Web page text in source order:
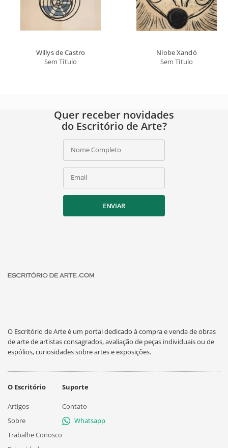
Willys de Castro
Sem Título
Niobe Xandó
Sem Título
Quer receber novidades
do Escritório de Arte?
Nome Completo
Email
ENVIAR
O Escritório de Arte é um portal dedicado à compra e venda de obras
de arte de artistas consagrados, avaliação de peças individuais ou de
espólios, curiosidades sobre artes e exposições.
O Escritório
Artigos
Sobre
Trabalhe Conosco
Suporte
Contato
Whatsapp